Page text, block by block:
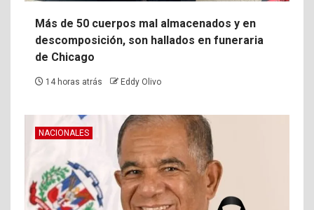
Más de 50 cuerpos mal almacenados y en
descomposición, son hallados en funeraria
de Chicago
14 horas atrás Eddy Olivo
NACIONALES